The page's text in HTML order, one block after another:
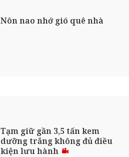
Nôn nao nhớ gió quê nhà
Tạm giữ gần 3,5 tấn kem
dưỡng trắng không đủ điều
kiện lưu hành